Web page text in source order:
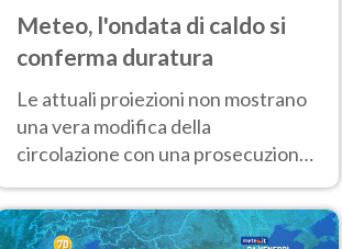
Meteo, l'ondata di caldo si
conferma duratura
Le attuali proiezioni non mostrano
una vera modifica della
circolazione con una prosecuzione
giorni, compresa la settimana di
Ferragosto